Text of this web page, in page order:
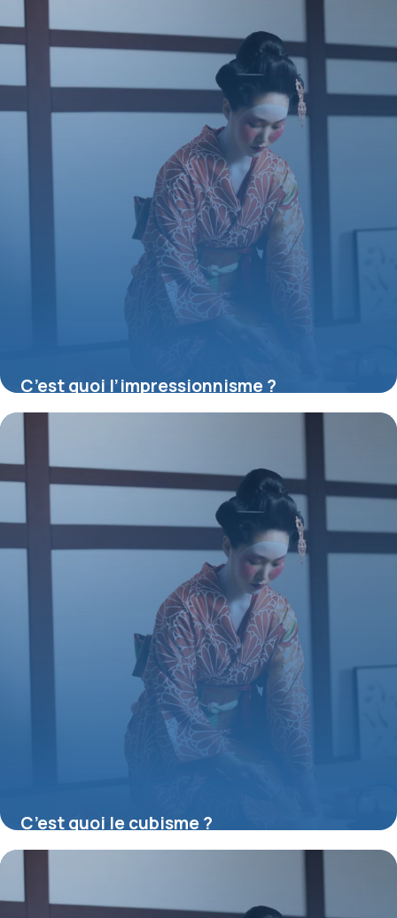
C’est quoi l’impressionnisme ?
16 juillet 2026
C’est quoi le cubisme ?
16 juillet 2026